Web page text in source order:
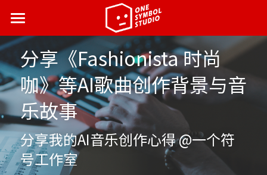
首页
最新动态
营销案例
了解我们
合伙人招募
分享《Fashionista 时尚
咖》等AI歌曲创作背景与音
乐故事
分享我的AI音乐创作心得 @一个符
号工作室